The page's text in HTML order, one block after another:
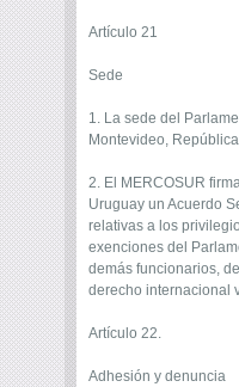
Artículo 21
Sede
1. La sede del
Montevideo,
2. El MERCOSUR
Uruguay un Acuerdo
relativas a los
exenciones del
demás funcionarios,
derecho internacional
Artículo 22.
Adhesión y denuncia